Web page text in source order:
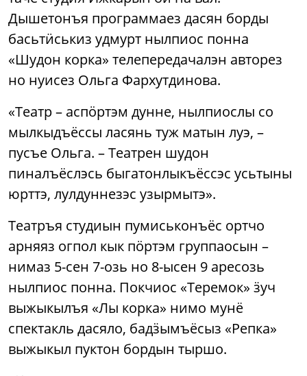
Дышетонъя программаез дасян борды
басьтӥськиз удмурт нылпиос понна
«Шудон корка» телепередачалэн авторез
но нуисез Ольга Фархутдинова.
«Театр – аспӧртэм дунне, нылпиослы со
мылкыдъёссы ласянь туж матын луэ, –
пусъе Ольга. – Театрен шудон
пиналъёслэсь быгатонлыкъёссэс усьтыны
юрттэ, лулдуннезэс узырмытэ».
Театръя студиын пумиськонъёс ортчо
арняяз огпол кык пӧртэм группаосын –
нимаз 5-сен 7-озь но 8-ысен 9 аресозь
нылпиос понна. Покчиос «Теремок» ӟуч
выжыкылъя «Лы корка» нимо мунё
спектакль дасяло, бадӟымъёсыз «Репка»
выжыкыл пуктон бордын тыршо.